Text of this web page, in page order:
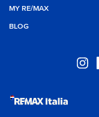
MY RE/MAX
BLOG